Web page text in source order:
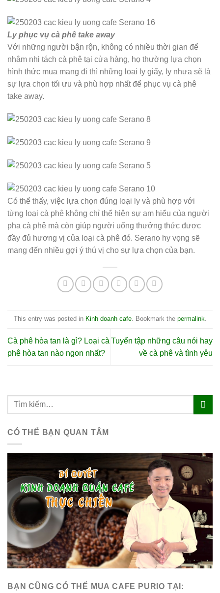
Ly phục vụ cà phê take away
Với những người bận rộn, không có nhiều thời gian để
nhâm nhi tách cà phê tại cửa hàng, họ thường lựa chọn
hình thức mua mang đi thì những loại ly giấy, ly nhựa sẽ là
sự lựa chọn tối ưu và phù hợp nhất để phục vụ cà phê
take away.
Có thể thấy, việc lựa chọn đúng loại ly và phù hợp với
từng loại cà phê không chỉ thể hiện sự am hiểu của người
pha cà phê mà còn giúp người uống thưởng thức được
đầy đủ hương vị của loại cà phê đó. Serano hy vọng sẽ
mang đến nhiều gợi ý thú vị cho sự lựa chọn của bạn.
This entry was posted in Kinh doanh cafe. Bookmark the permalink.
Cà phê hòa tan là gì? Loại cà
phê hòa tan nào ngon nhất?
Tuyển tập những câu nói hay
về cà phê và tình yêu
CÓ THỂ BẠN QUAN TÂM
BẠN CŨNG CÓ THỂ MUA CAFE PURIO TẠI: